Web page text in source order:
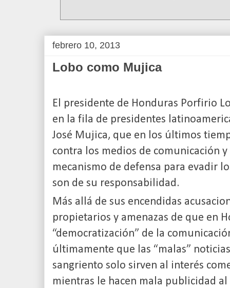
febrero 10, 2013
Lobo como Mujica
El presidente de Honduras Porfirio
en la fila de presidentes
José Mujica, que en los últimos
contra los medios de comunicación
mecanismo de defensa para evadir
son de su responsabilidad.
Más allá de sus encendidas
propietarios y amenazas de que en
“democratización” de la
últimamente que las “malas”
sangriento solo sirven al interés
mientras le hacen mala publicidad